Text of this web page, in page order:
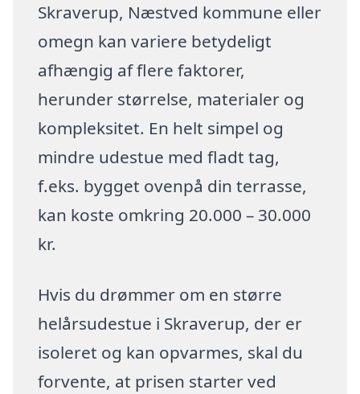
Skraverup, Næstved kommune eller
omegn kan variere betydeligt
afhængig af flere faktorer,
herunder størrelse, materialer og
kompleksitet. En helt simpel og
mindre udestue med fladt tag,
f.eks. bygget ovenpå din terrasse,
kan koste omkring 20.000 – 30.000
kr.
Hvis du drømmer om en større
helårsudestue i Skraverup, der er
isoleret og kan opvarmes, skal du
forvente, at prisen starter ved